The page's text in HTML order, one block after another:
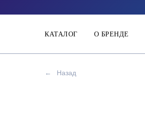
КАТАЛОГ О БРЕНДЕ
← Назад